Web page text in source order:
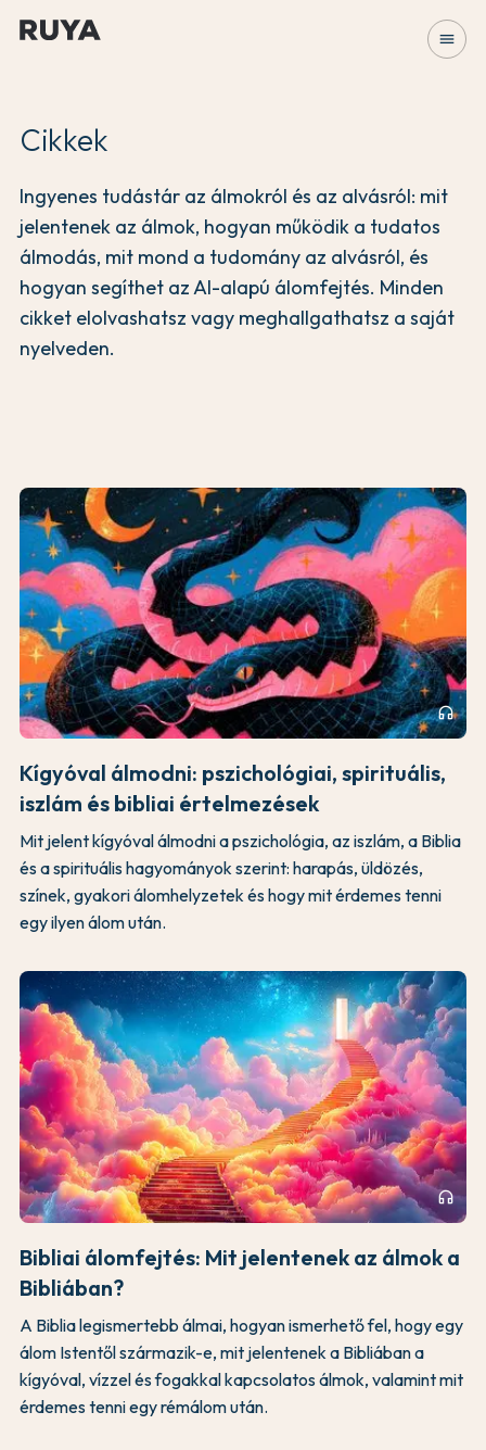
menu
Cikkek
Ingyenes tudástár az álmokról és az alvásról: mit
jelentenek az álmok, hogyan működik a tudatos
álmodás, mit mond a tudomány az alvásról, és
hogyan segíthet az AI-alapú álomfejtés. Minden
cikket elolvashatsz vagy meghallgathatsz a saját
nyelveden.
headphones
Kígyóval álmodni: pszichológiai, spirituális,
iszlám és bibliai értelmezések
Mit jelent kígyóval álmodni a pszichológia, az iszlám, a Biblia
és a spirituális hagyományok szerint: harapás, üldözés,
színek, gyakori álomhelyzetek és hogy mit érdemes tenni
egy ilyen álom után.
headphones
Bibliai álomfejtés: Mit jelentenek az álmok a
Bibliában?
A Biblia legismertebb álmai, hogyan ismerhető fel, hogy egy
álom Istentől származik-e, mit jelentenek a Bibliában a
kígyóval, vízzel és fogakkal kapcsolatos álmok, valamint mit
érdemes tenni egy rémálom után.